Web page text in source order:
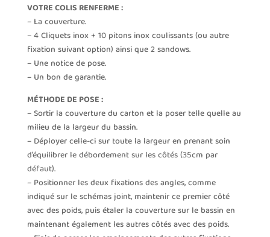
VOTRE COLIS RENFERME :
– La couverture.
– 4 Cliquets inox + 10 pitons inox coulissants (ou autre
fixation suivant option) ainsi que 2 sandows.
– Une notice de pose.
– Un bon de garantie.
MÉTHODE DE POSE :
– Sortir la couverture du carton et la poser telle quelle au
milieu de la largeur du bassin.
– Déployer celle-ci sur toute la largeur en prenant soin
d’équilibrer le débordement sur les côtés (35cm par
défaut).
– Positionner les deux fixations des angles, comme
indiqué sur le schémas joint, maintenir ce premier côté
avec des poids, puis étaler la couverture sur le bassin en
maintenant également les autres côtés avec des poids.